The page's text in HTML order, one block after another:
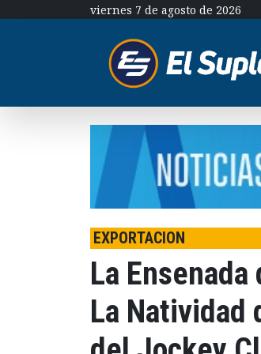
viernes 7 de agosto de 2026
EXPORTACION
La
La Natividad